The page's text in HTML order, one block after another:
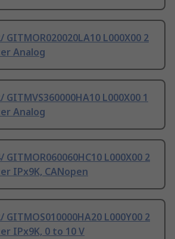
GITMOR020020LA10 L000X00 2
Analog
GITMVS360000HA10 L000X00 1
Analog
GITMOR060060HC10 L000X00 2
IPx9K, CANopen
GITMOS010000HA20 L000Y00 2
IPx9K, 0 to 10 V